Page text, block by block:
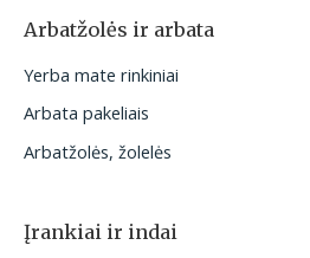
Arbatžolės ir arbata
Yerba mate rinkiniai
Arbata pakeliais
Arbatžolės, žolelės
Įrankiai ir indai